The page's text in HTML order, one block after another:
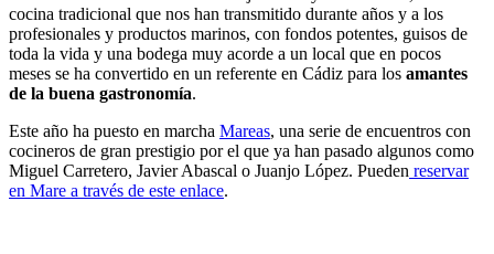
cocina tradicional que nos han transmitido durante años y a los
profesionales y productos marinos, con fondos potentes, guisos de
toda la vida y una bodega muy acorde a un local que en pocos
meses se ha convertido en un referente en Cádiz para los amantes
de la buena gastronomía.
Este año ha puesto en marcha Mareas, una serie de encuentros con
cocineros de gran prestigio por el que ya han pasado algunos como
Miguel Carretero, Javier Abascal o Juanjo López. Pueden reservar
en Mare a través de este enlace.